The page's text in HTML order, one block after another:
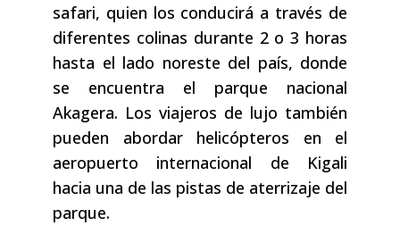
safari, quien los conducirá a través de
diferentes colinas durante 2 o 3 horas
hasta el lado noreste del país, donde
se encuentra el parque nacional
Akagera. Los viajeros de lujo también
pueden abordar helicópteros en el
aeropuerto internacional de Kigali
hacia una de las pistas de aterrizaje del
parque.